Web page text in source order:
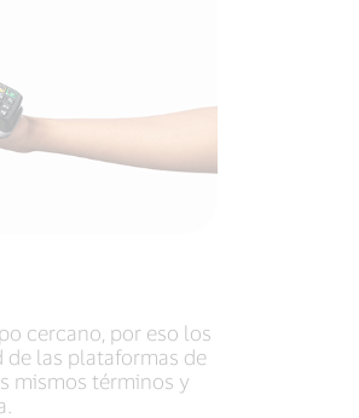
cercano, por eso los
de las plataformas de
mismos términos y